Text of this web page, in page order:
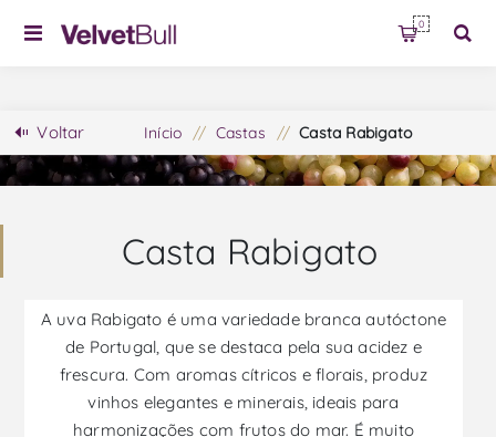
0
Voltar Início / Castas / Casta Rabigato
Casta Rabigato
A uva Rabigato é uma variedade branca autóctone
de Portugal, que se destaca pela sua acidez e
frescura. Com aromas cítricos e florais, produz
vinhos elegantes e minerais, ideais para
harmonizações com frutos do mar. É muito